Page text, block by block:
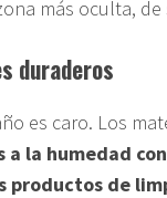
más oculta, de
duraderos
es caro. Los
a la humedad
productos de